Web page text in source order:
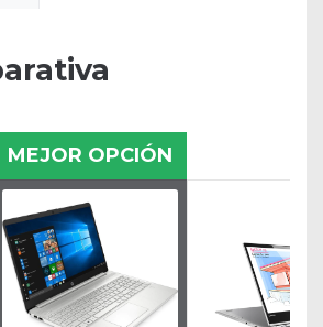
MEJOR OPCIÓN